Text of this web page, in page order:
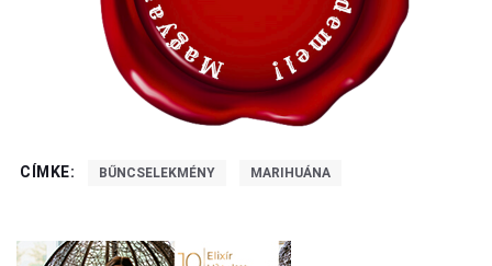
CÍMKE: BŰNCSELEKMÉNY MARIHUÁNA